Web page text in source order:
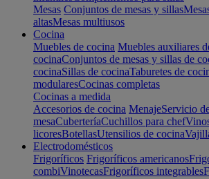
Mesas Conjuntos de mesas y sillas
altasMesas multiusos
Cocina
Muebles de cocina Muebles auxiliares
cocinaConjuntos de mesas y sillas de
cocinaSillas de cocinaTaburetes de
modularesCocinas completas
Cocinas a medida
Accesorios de cocina MenajeServicio
mesaCuberteríaCuchillos para chef
licoresBotellasUtensilios de cocina
Electrodomésticos
Frigoríficos Frigoríficos americanos
combiVinotecasFrigoríficos integrables